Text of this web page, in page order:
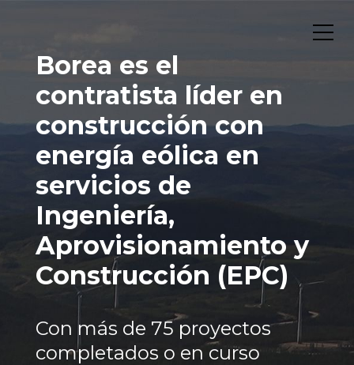
Borea es el
contratista líder en
construcción con
energía eólica en
servicios de
Ingeniería,
Aprovisionamiento y
Construcción (EPC)
Con más de 75 proyectos
completados o en curso